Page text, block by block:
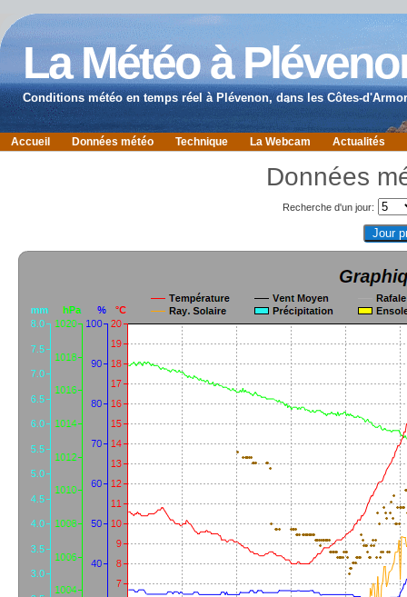
La Météo à
Conditions météo en temps réel à Plévenon, dans les Côtes-
Accueil Données météo Technique La Webcam Actualités
Données
Recherche d'un jour: